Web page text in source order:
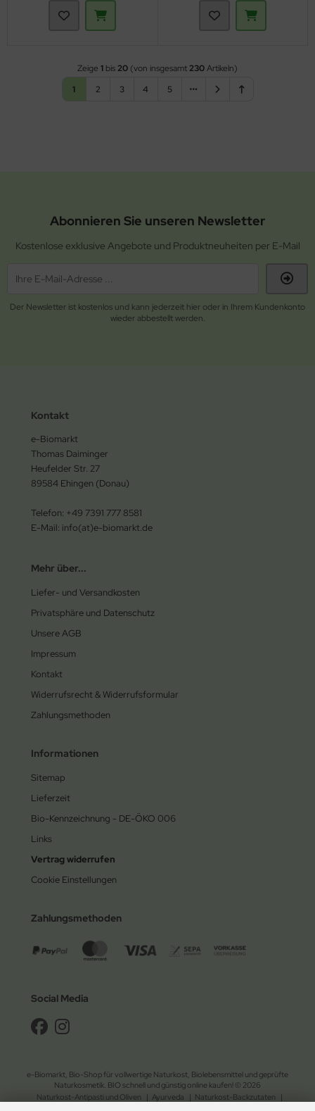
Zeige 1 bis20 (von insgesamt230Artikeln)
1
2 3 4 5
Abonnieren Sie unseren Newsletter
Kostenlose exklusive Angebote und Produktneuheiten per E-Mail
Der Newsletter ist kostenlos und kann jederzeit hier oder in Ihrem Kundenkonto
wieder abbestellt werden.
Kontakt
e-Biomarkt
Thomas Daiminger
Heufelder Str. 27
89584 Ehingen (Donau)
Telefon: +49 7391 777 8581
E-Mail: info(at)e-biomarkt.de
Mehr über...
Liefer- und Versandkosten
Privatsphäre und Datenschutz
Unsere AGB
Impressum
Kontakt
Widerrufsrecht & Widerrufsformular
Zahlungsmethoden
Informationen
Sitemap
Lieferzeit
Bio-Kennzeichnung - DE-ÖKO 006
Links
Vertrag widerrufen
Cookie Einstellungen
Zahlungsmethoden
Social Media
e-Biomarkt, Bio-Shop für vollwertige Naturkost, Biolebensmittel und geprüfte
Naturkosmetik. BIO schnell und günstig online kaufen! © 2026
Naturkost-Antipasti und Oliven
| Ayurveda | Naturkost-Backzutaten
|